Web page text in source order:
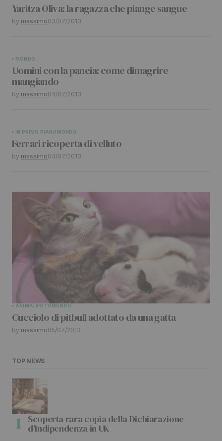
Yaritza Oliva: la ragazza che piange sangue
by massimo03/07/2013
MONDO
Uomini con la pancia: come dimagrire
mangiando
by massimo04/07/2013
IN PRIMO PIANO MONDO
Ferrari ricoperta di velluto
by massimo04/07/2013
ANIMALIFOTOMONDO
Cucciolo di pitbull adottato da una gatta
by massimo05/07/2013
TOP NEWS
Scoperta rara copia della Dichiarazione
d’Indipendenza in UK